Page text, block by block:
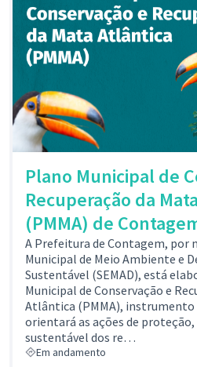
Plano Municipal de
Recuperação da
(PMMA) de
A Prefeitura de Contagem, por
Municipal de Meio Ambiente e
Sustentável (SEMAD), está
Municipal de Conservação e
Atlântica (PMMA), instrumento
orientará as ações de proteção,
sustentável dos re…
Em andamento